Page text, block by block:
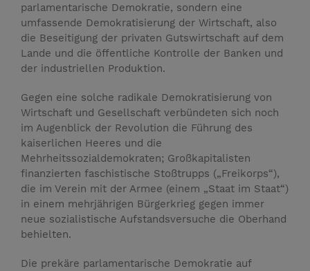
parlamentarische Demokratie, sondern eine
umfassende Demokratisierung der Wirtschaft, also
die Beseitigung der privaten Gutswirtschaft auf dem
Lande und die öffentliche Kontrolle der Banken und
der industriellen Produktion.
Gegen eine solche radikale Demokratisierung von
Wirtschaft und Gesellschaft verbündeten sich noch
im Augenblick der Revolution die Führung des
kaiserlichen Heeres und die
Mehrheitssozialdemokraten; Großkapitalisten
finanzierten faschistische Stoßtrupps („Freikorps“),
die im Verein mit der Armee (einem „Staat im Staat“)
in einem mehrjährigen Bürgerkrieg gegen immer
neue sozialistische Aufstandsversuche die Oberhand
behielten.
Die prekäre parlamentarische Demokratie auf